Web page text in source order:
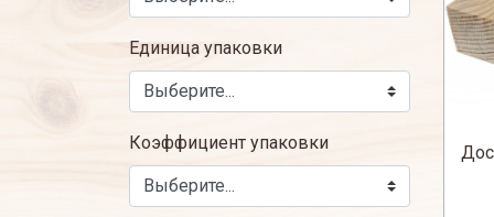
Единица упаковки
Коэффициент упаковки